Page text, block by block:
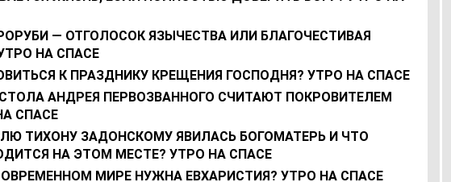
— ОТГОЛОСОК ЯЗЫЧЕСТВА ИЛИ БЛАГОЧЕСТИВАЯ
НА СПАСЕ
К ПРАЗДНИКУ КРЕЩЕНИЯ ГОСПОДНЯ? УТРО НА СПАСЕ
АНДРЕЯ ПЕРВОЗВАННОГО СЧИТАЮТ ПОКРОВИТЕЛЕМ
СПАСЕ
ТИХОНУ ЗАДОНСКОМУ ЯВИЛАСЬ БОГОМАТЕРЬ И ЧТО
НА ЭТОМ МЕСТЕ? УТРО НА СПАСЕ
МИРЕ НУЖНА ЕВХАРИСТИЯ? УТРО НА СПАСЕ